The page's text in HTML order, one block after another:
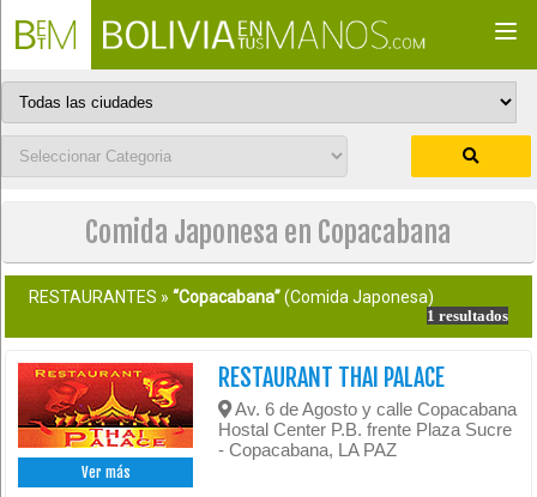
Comida Japonesa en Copacabana
RESTAURANTES »“Copacabana”(Comida Japonesa)
1 resultados
Ver más
RESTAURANT THAI PALACE
Av. 6 de Agosto y calle Copacabana
Hostal Center P.B. frente Plaza Sucre
- Copacabana, LA PAZ